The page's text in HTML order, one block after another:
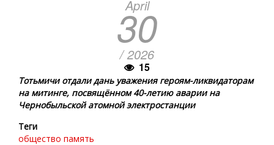
April
30
/ 2026
15
Тотьмичи отдали дань уважения героям-ликвидаторам
на митинге, посвящённом 40-летию аварии на
Чернобыльской атомной электростанции
Теги
общество память